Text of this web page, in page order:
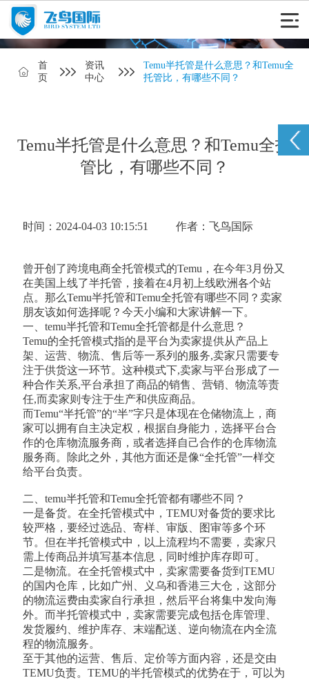
首
页
资讯
中心
Temu半托管是什么意思？和Temu全
托管比，有哪些不同？
Temu半托管是什么意思？和Temu全托
管比，有哪些不同？
时间：2024-04-03 10:15:51 作者：飞鸟国际
曾开创了跨境电商全托管模式的Temu，在今年3月份又
在美国上线了半托管，接着在4月初上线欧洲各个站
点。那么Temu半托管和Temu全托管有哪些不同？卖家
朋友该如何选择呢？今天小编和大家讲解一下。
一、temu半托管和Temu全托管都是什么意思？
Temu的全托管模式指的是平台为卖家提供从产品上
架、运营、物流、售后等一系列的服务,卖家只需要专
注于供货这一环节。这种模式下,卖家与平台形成了一
种合作关系,平台承担了商品的销售、营销、物流等责
任,而卖家则专注于生产和供应商品。
而Temu“半托管”的“半”字只是体现在仓储物流上，商
家可以拥有自主决定权，根据自身能力，选择平台合
作的仓库物流服务商，或者选择自己合作的仓库物流
服务商。除此之外，其他方面还是像“全托管”一样交
给平台负责。
二、temu半托管和Temu全托管都有哪些不同？
一是备货。在全托管模式中，TEMU对备货的要求比
较严格，要经过选品、寄样、审版、图审等多个环
节。但在半托管模式中，以上流程均不需要，卖家只
需上传商品并填写基本信息，同时维护库存即可。
二是物流。在全托管模式中，卖家需要备货到TEMU
的国内仓库，比如广州、义乌和香港三大仓，这部分
的物流运费由卖家自行承担，然后平台将集中发向海
外。而半托管模式中，卖家需要完成包括仓库管理、
发货履约、维护库存、末端配送、逆向物流在内全流
程的物流服务。
至于其他的运营、售后、定价等方面内容，还是交由
TEMU负责。TEMU的半托管模式的优势在于，可以为